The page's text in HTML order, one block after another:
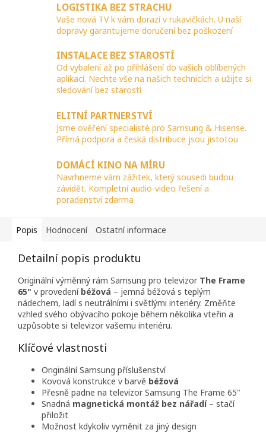
LOGISTIKA BEZ STRACHU
Vaše nová TV k vám dorazí v rukavičkách. U naší
dopravy garantujeme doručení bez poškození
INSTALACE BEZ STAROSTÍ
Od vybalení až po přihlášení do vašich oblíbených
aplikací. Nechte vše na našich technicích a užijte si
sledování bez starostí
ELITNÍ PARTNERSTVÍ
Jsme ověření specialisté pro Samsung & Hisense.
Přímá podpora a česká distribuce jsou jistotou
DOMÁCÍ KINO NA MÍRU
Navrhneme vám zážitek, který sousedi budou
závidět. Kompletní audio-video řešení a
poradenství zdarma
Popis Hodnocení Ostatní informace
Detailní popis produktu
Originální výměnný rám Samsung pro televizor The Frame
65" v provedení béžová – jemná béžová s teplým
nádechem, ladí s neutrálními i světlými interiéry. Změňte
vzhled svého obývacího pokoje během několika vteřin a
uzpůsobte si televizor vašemu interiéru.
Klíčové vlastnosti
Originální Samsung příslušenství
Kovová konstrukce v barvě béžová
Přesně padne na televizor Samsung The Frame 65"
Snadná magnetická montáž bez nářadí– stačí
přiložit
Možnost kdykoliv vyměnit za jiný design